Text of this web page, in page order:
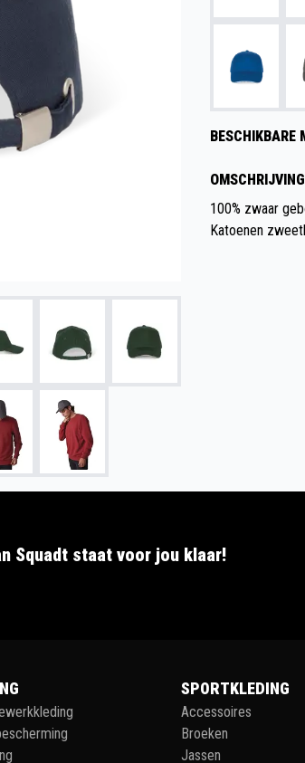
BESCHIKBARE
OMSCHRIJVING
100% zwaar
Katoenen
Squadt staat voor jou klaar!
SPORTKLEDING
Accessoires
Broeken
Jassen